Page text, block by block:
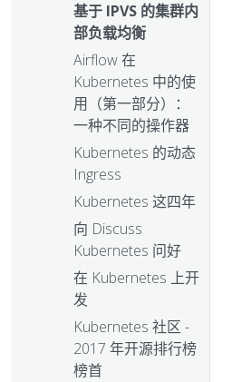
基于 IPVS 的集群内
部负载均衡
Airflow 在
Kubernetes 中的使
用（第一部分）：
一种不同的操作器
Kubernetes 的动态
Ingress
Kubernetes 这四年
向 Discuss
Kubernetes 问好
在 Kubernetes 上开
发
Kubernetes 社区 -
2017 年开源排行榜
榜首